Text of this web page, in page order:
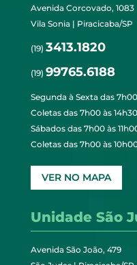
Avenida Corcovado, 1083
Vila Sonia | Piracicaba/SP
(19) 3413.1820
(19) 99765.6188
Segunda à Sexta das
Coletas das 7h00 às 14h30
Sábados das 7h00 às
Coletas das 7h00 às
VER NO MAPA
Unidade São
Avenida São João, 479